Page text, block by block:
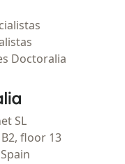
Doctoralia
- Página de inicio
SL
floor 13